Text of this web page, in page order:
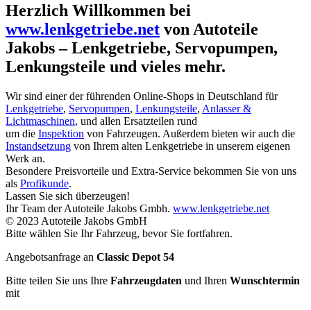
Herzlich Willkommen bei
www.lenkgetriebe.net von Autoteile
Jakobs – Lenkgetriebe, Servopumpen,
Lenkungsteile und vieles mehr.
Wir sind einer der führenden Online-Shops in Deutschland für
Lenkgetriebe, Servopumpen, Lenkungsteile, Anlasser &
Lichtmaschinen, und allen Ersatzteilen rund
um die Inspektion von Fahrzeugen. Außerdem bieten wir auch die
Instandsetzung von Ihrem alten Lenkgetriebe in unserem eigenen
Werk an.
Besondere Preisvorteile und Extra-Service bekommen Sie von uns
als Profikunde.
Lassen Sie sich überzeugen!
Ihr Team der Autoteile Jakobs Gmbh. www.lenkgetriebe.net
© 2023 Autoteile Jakobs GmbH
Bitte wählen Sie Ihr Fahrzeug, bevor Sie fortfahren.
Angebotsanfrage an Classic Depot 54
Bitte teilen Sie uns Ihre Fahrzeugdaten und Ihren Wunschtermin
mit